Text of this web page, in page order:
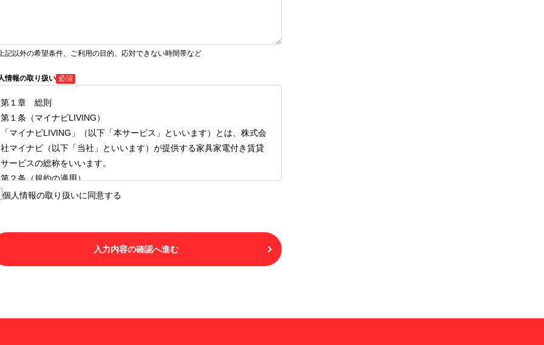
記以外の希望条件、ご利用の目的、応対できない時間帯など
情報の取り扱い 必須
第１章 総則
第１条（マイナビLIVING）
「マイナビLIVING」（以下「本サービス」といいます）とは、株式会
社マイナビ（以下「当社」といいます）が提供する家具家電付き賃貸
サービスの総称をいいます。
第２条（規約の適用）
１.本サービスを利用する者（以下「利用者」といいます）は、本サー
をもってのみ認められるものとし、不承諾の場合には、本サービスを
利用することはできません。
個人情報の取り扱いに同意する
入力内容の確認へ進む